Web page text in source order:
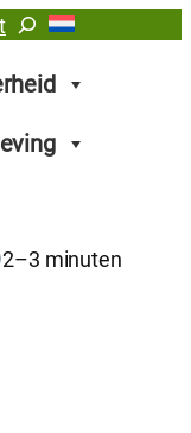
Zoeken
2–3 minuten